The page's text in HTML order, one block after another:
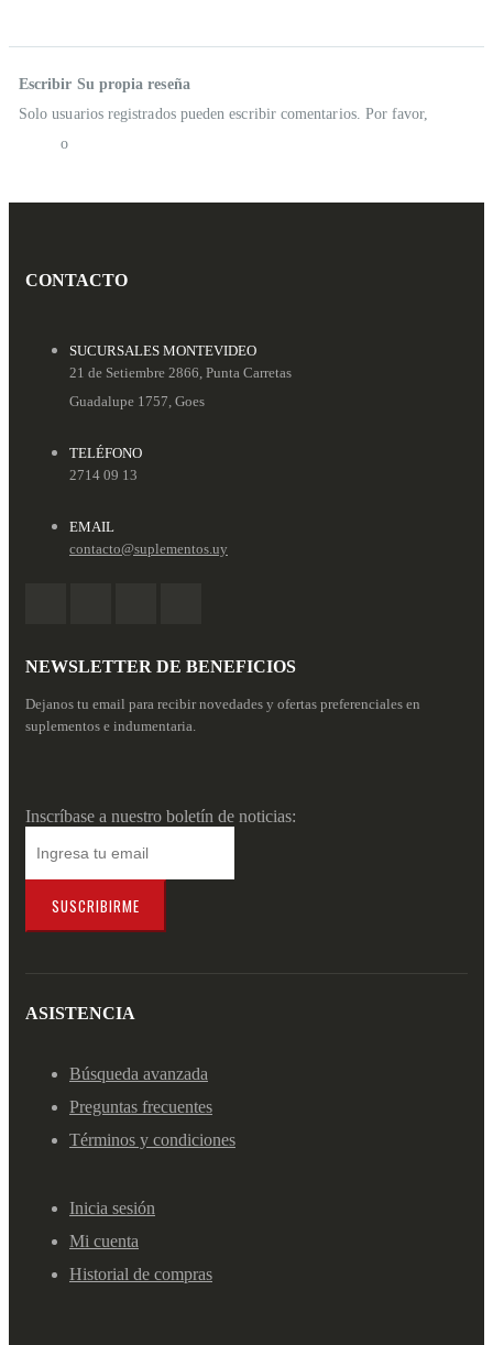
Escribir Su propia reseña
Solo usuarios registrados pueden escribir comentarios. Por favor,
o
CONTACTO
SUCURSALES MONTEVIDEO
21 de Setiembre 2866, Punta Carretas
Guadalupe 1757, Goes
TELÉFONO
2714 09 13
EMAIL
contacto@suplementos.uy
NEWSLETTER DE BENEFICIOS
Dejanos tu email para recibir novedades y ofertas preferenciales en
suplementos e indumentaria.
Inscríbase a nuestro boletín de noticias:
SUSCRIBIRME
ASISTENCIA
Búsqueda avanzada
Preguntas frecuentes
Términos y condiciones
Inicia sesión
Mi cuenta
Historial de compras